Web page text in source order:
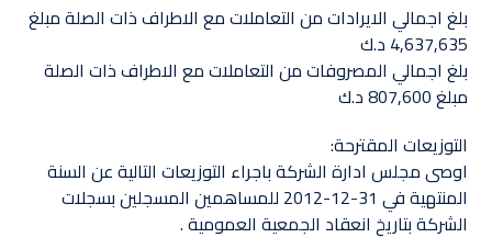
بلغ اجمالي الايرادات من التعاملات مع الاطراف ذات الصلة مبلغ
4,637,635 د.ك
بلغ اجمالي المصروفات من التعاملات مع الاطراف ذات الصلة
مبلغ 807,600 د.ك
التوزيعات المقترحة:‏
اوصى مجلس ادارة الشركة باجراء التوزيعات التالية عن السنة
المنتهية في 31-12-2012 للمساهمين المسجلين بسجلات
الشركة بتاريخ انعقاد الجمعية العمومية .‏